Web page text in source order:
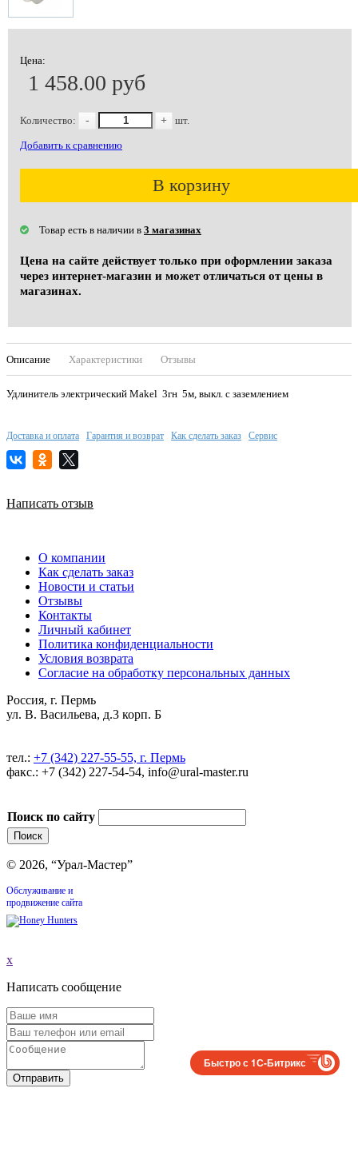
Цена:
1 458.00 руб
Количество: - + шт.
Добавить к сравнению
В корзину
Товар есть в наличии в 3 магазинах
Цена на сайте действует только при оформлении заказа
через интернет-магазин и может отличаться от цены в
магазинах.
Описание Характеристики Отзывы
Удлинитель электрический Makel 3гн 5м, выкл. с заземлением
Доставка и оплата Гарантия и возврат Как сделать заказ Сервис
Написать отзыв
О компании
Как сделать заказ
Новости и статьи
Отзывы
Контакты
Личный кабинет
Политика конфиденциальности
Условия возврата
Согласие на обработку персональных данных
Россия, г. Пермь
ул. В. Васильева, д.3 корп. Б
тел.: +7 (342) 227-55-55, г. Пермь
факс.: +7 (342) 227-54-54, info@ural-master.ru
Поиск по сайту
© 2026, “Урал-Мастер”
Обслуживание и
продвижение сайта
x
Написать сообщение
Отправить
Быстро с 1С-Битрикс